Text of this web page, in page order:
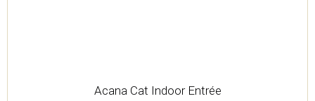
Acana Cat Indoor Entrée